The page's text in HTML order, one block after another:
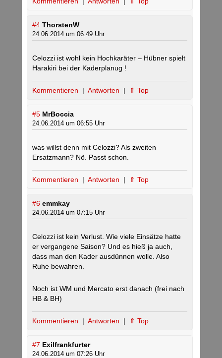
#4 ThorstenW
24.06.2014 um 06:49 Uhr
Celozzi ist wohl kein Hochkaräter – Hübner spielt
Harakiri bei der Kaderplanug !
Kommentieren | Antworten | ⇑ Top
#5 MrBoccia
24.06.2014 um 06:55 Uhr
was willst denn mit Celozzi? Als zweiten
Ersatzmann? Nö. Passt schon.
Kommentieren | Antworten | ⇑ Top
#6 emmkay
24.06.2014 um 07:15 Uhr
Celozzi ist kein Verlust. Wie viele Einsätze hatte
er vergangene Saison? Und es hieß ja auch,
dass man den Kader ausdünnen wolle. Also
Ruhe bewahren.
Noch ist WM und Mercato erst danach (frei nach
HB & BH)
Kommentieren | Antworten | ⇑ Top
#7 Exilfrankfurter
24.06.2014 um 07:26 Uhr